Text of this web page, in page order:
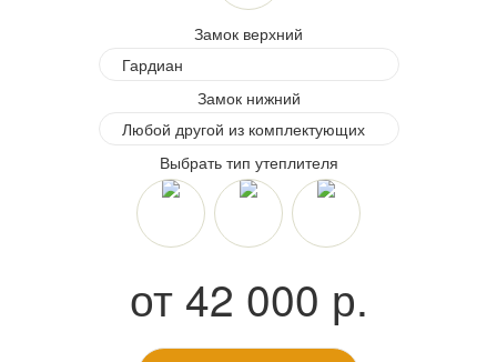
Замок верхний
Замок нижний
Выбрать тип утеплителя
от 42 000 р.